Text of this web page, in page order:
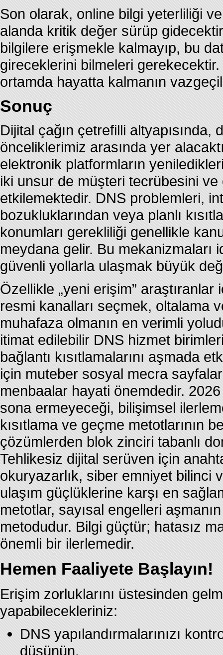
Son olarak, online bilgi yeterliliği
alanda kritik değer sürüp
bilgilere erişmekle kalmayıp, bu
gireceklerini bilmeleri
ortamda hayatta kalmanın
Sonuç
Dijital çağın çetrefilli altyapısında,
önceliklerimiz arasında yer
elektronik platformların
iki unsur de müşteri tecrübesini ve
etkilemektedir. DNS problemleri,
bozukluklarından veya planlı
konumları gerekliliği genellikle
meydana gelir. Bu mekanizmaları
güvenli yollarla ulaşmak büyük
Özellikle „yeni erişim”
resmi kanalları seçmek, oltalama
muhafaza olmanın en verimli
itimat edilebilir DNS hizmet
bağlantı kısıtlamalarını aşmada
için muteber sosyal mecra
menbaalar hayati önemdedir.
sona ermeyeceği, bilişimsel
kısıtlama ve geçme metotlarının
çözümlerden blok zinciri tabanlı
Tehlikesiz dijital serüven için
okuryazarlık, siber emniyet bilinci
ulaşım güçlüklerine karşı en
metotlar, sayısal engelleri
metodudur. Bilgi güçtür; hatasız
önemli bir ilerlemedir.
Hemen Faaliyete Başlayın!
Erişim zorluklarını üstesinden
yapabilecekleriniz:
DNS yapılandırmalarınızı
düşünün.